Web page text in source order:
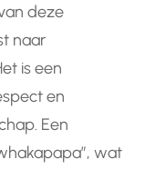
deze
naar
is een
en
Een
wat